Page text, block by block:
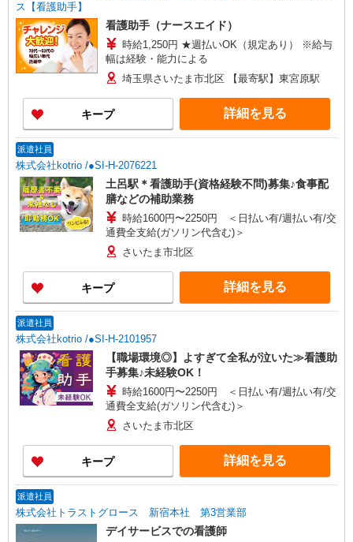
ス【看護助手】
看護助手（ナースエイド）
時給1,250円 ★週払いOK（規定あり） ※給与
幅は経験・能力による
埼玉県さいたま市北区 【最寄駅】東宮原駅
キープ 詳細を見る
派遣社員
株式会社kotrio /●SI-H-2076221
土呂駅＊看護助手(資格経験不問)募集♪食事配
膳などの補助業務
時給1600円〜2250円 ＜日払い有/週払い有/交
通費全支給(ガソリン代含む)＞
さいたま市北区
キープ 詳細を見る
派遣社員
株式会社kotrio /●SI-H-2101957
【職場環境◎】よすぎて全私が泣いた≫看護助
手募集♪未経験OK！
時給1600円〜2250円 ＜日払い有/週払い有/交
通費全支給(ガソリン代含む)＞
さいたま市北区
キープ 詳細を見る
派遣社員
株式会社トラストグロース 新宿本社 第3営業部
デイサービスでの看護師